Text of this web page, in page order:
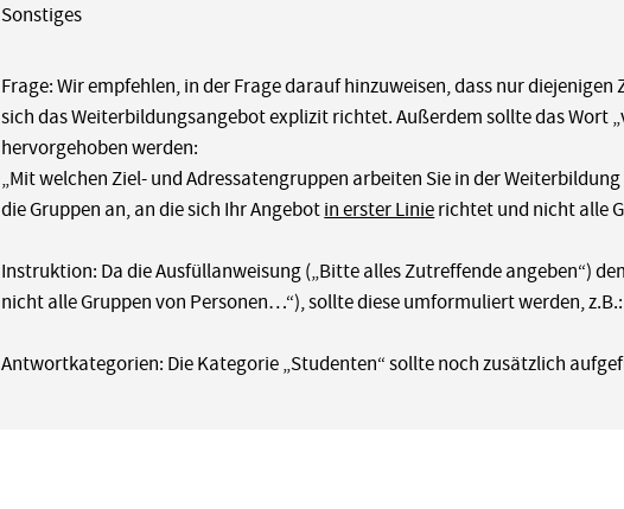
Sonstiges
Frage: Wir empfehlen, in der Frage darauf hinzuweisen, dass nur
sich das Weiterbildungsangebot explizit richtet. Außerdem sollte das Wort
hervorgehoben werden:
„Mit welchen Ziel- und Adressatengruppen arbeiten Sie in der Weiterbildung
die Gruppen an, an die sich Ihr Angebotin erster Linierichtet und nicht alle
Instruktion: Da die Ausfüllanweisung („Bitte alles Zutreffende angeben“)
nicht alle Gruppen von Personen…“), sollte diese umformuliert werden,
Antwortkategorien: Die Kategorie „Studenten“ sollte noch zusätzlich